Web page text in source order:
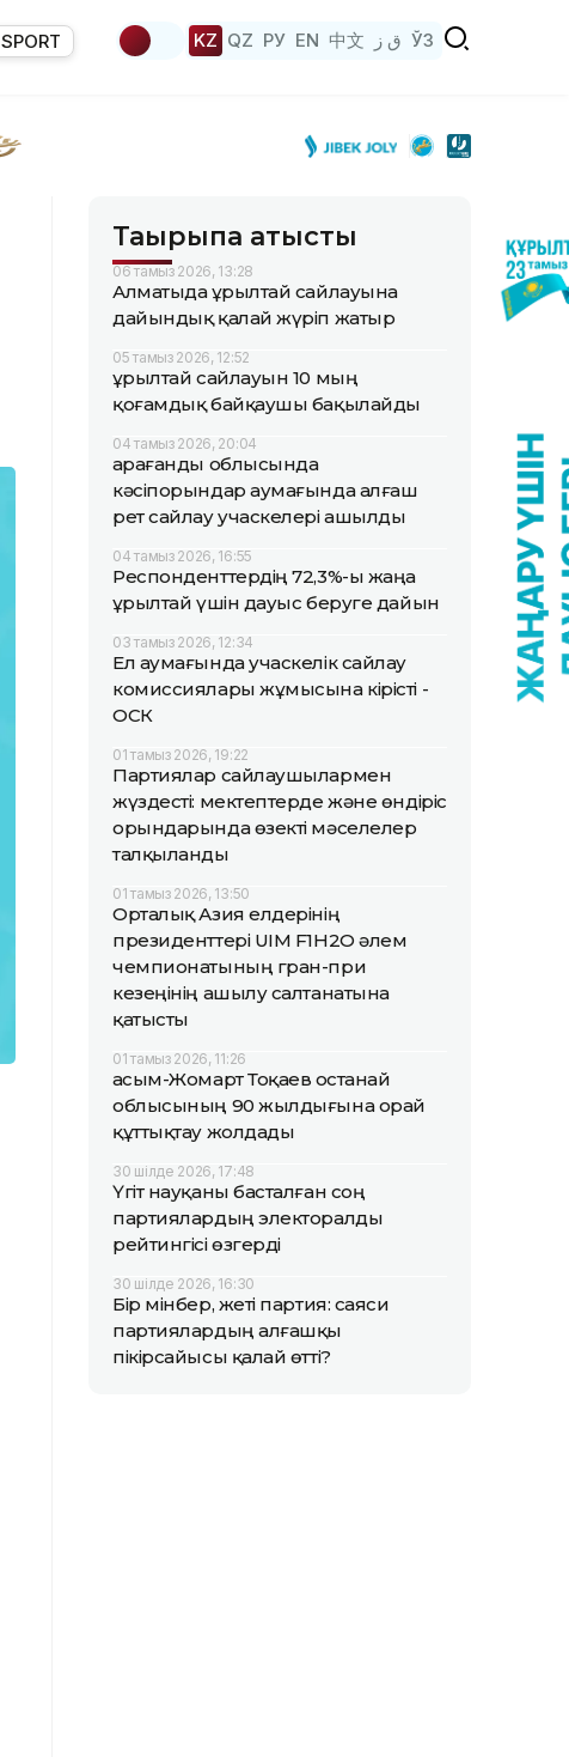
SPORT KZ QZ РУ EN 中文 ق ز ЎЗ
Тақырыпқа қатысты
06 тамыз 2026, 13:28
Алматыда Құрылтай сайлауына
дайындық қалай жүріп жатыр
05 тамыз 2026, 12:52
Құрылтай сайлауын 10 мың
қоғамдық байқаушы бақылайды
04 тамыз 2026, 20:04
Қарағанды облысында
кәсіпорындар аумағында алғаш
рет сайлау учаскелері ашылды
04 тамыз 2026, 16:55
Респонденттердің 72,3%-ы жаңа
Құрылтай үшін дауыс беруге дайын
03 тамыз 2026, 12:34
Ел аумағында учаскелік сайлау
комиссиялары жұмысына кірісті -
ОСК
01 тамыз 2026, 19:22
Партиялар сайлаушылармен
жүздесті: мектептерде және өндіріс
орындарында өзекті мәселелер
талқыланды
01 тамыз 2026, 13:50
Орталық Азия елдерінің
президенттері UIM F1H2O әлем
чемпионатының гран-при
кезеңінің ашылу салтанатына
қатысты
01 тамыз 2026, 11:26
Қасым-Жомарт Тоқаев Қостанай
облысының 90 жылдығына орай
құттықтау жолдады
30 шілде 2026, 17:48
Үгіт науқаны басталған соң
партиялардың электоралды
рейтингісі өзгерді
30 шілде 2026, 16:30
Бір мінбер, жеті партия: саяси
партиялардың алғашқы
пікірсайысы қалай өтті?